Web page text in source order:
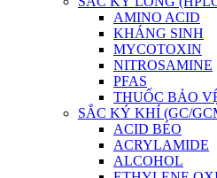
AMINO ACID
KHÁNG SINH
MYCOTOXIN
NITROSAMINE
PFAS
THUỐC BẢO
SẮC KÝ KHÍ (GC/
ACID BÉO
ACRYLAMIDE
ALCOHOL